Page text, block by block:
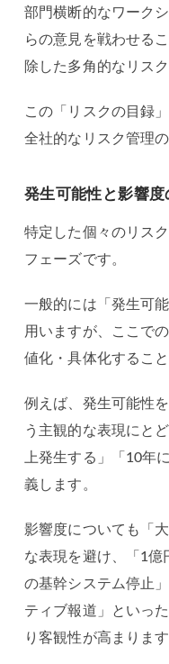
部門横断的なワーク
らの意見を戦わせる
除した多角的なリス
この「リスクの目録
全社的なリスク管理
発生可能性と影響度
特定した個々のリス
フェーズです。
一般的には「発生可
用いますが、ここで
値化・具体化するこ
例えば、発生可能性
う主観的な表現にと
上発生する」「10年
義します。
影響度についても「
な表現を避け、「1億
の基幹システム停止
ティブ報道」といっ
り客観性が高まります